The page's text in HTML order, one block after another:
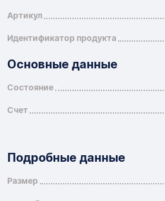
Артикул
Идентификатор продукта
Основные данные
Состояние
Счет
Подробные данные
Размер